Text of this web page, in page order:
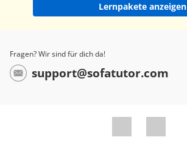
Lernpakete anzeigen
Fragen? Wir sind für dich da!
support@sofatutor.com